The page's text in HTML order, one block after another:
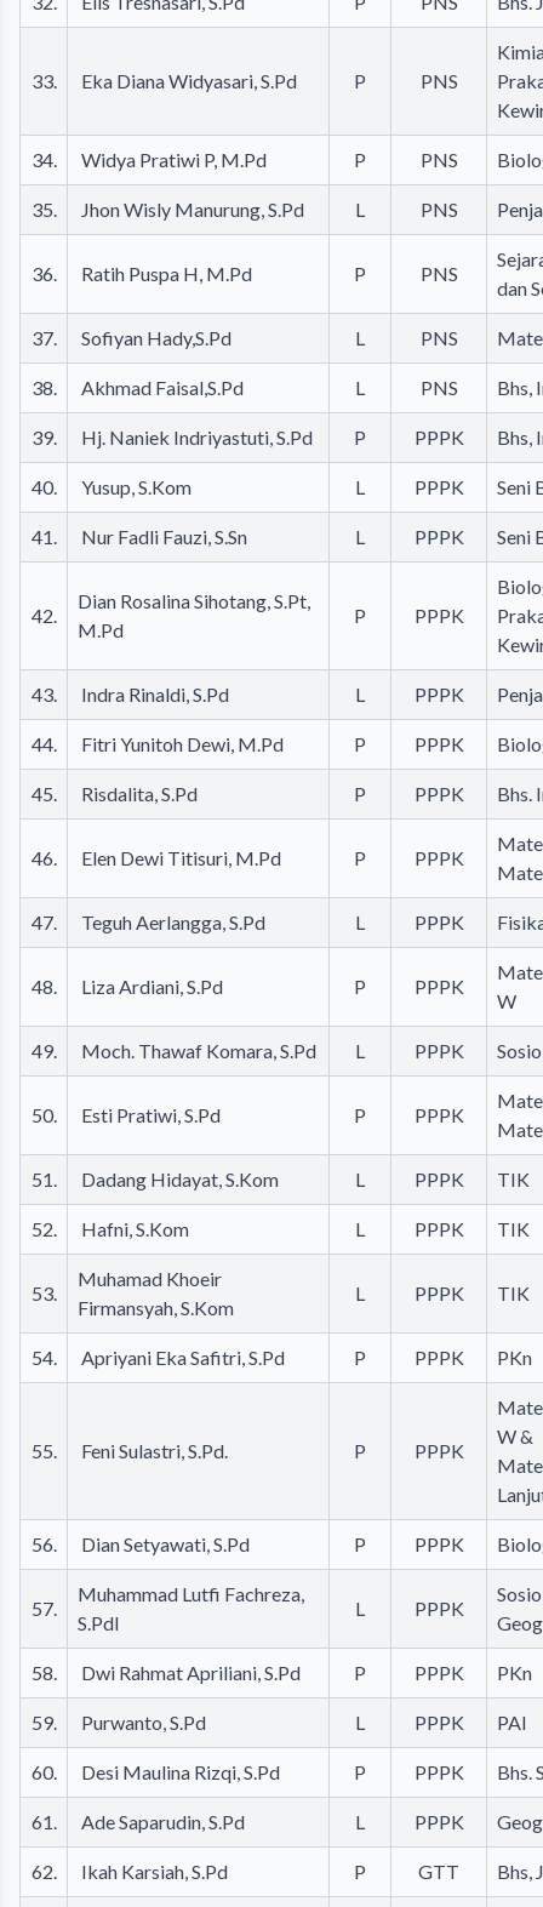
33. Eka Diana Widyasari, S.Pd P PNS
34. Widya Pratiwi P, M.Pd P PNS
35. Jhon Wisly Manurung, S.Pd L PNS
36. Ratih Puspa H, M.Pd P PNS
dan
37. Sofiyan Hady,S.Pd L PNS
38. Akhmad Faisal,S.Pd L PNS Bhs,
39. Hj. Naniek Indriyastuti, S.Pd P PPPK Bhs,
40. Yusup, S.Kom L PPPK Seni
41. Nur Fadli Fauzi, S.Sn L PPPK Seni
42.
Dian Rosalina Sihotang, S.Pt,
M.Pd
P PPPK
43. Indra Rinaldi, S.Pd L PPPK
44. Fitri Yunitoh Dewi, M.Pd P PPPK
45. Risdalita, S.Pd P PPPK Bhs.
46. Elen Dewi Titisuri, M.Pd P PPPK
47. Teguh Aerlangga, S.Pd L PPPK
48. Liza Ardiani, S.Pd P PPPK
W
49. Moch. Thawaf Komara, S.Pd L PPPK
50. Esti Pratiwi, S.Pd P PPPK
51. Dadang Hidayat, S.Kom L PPPK TIK
52. Hafni, S.Kom L PPPK TIK
53.
Muhamad Khoeir
Firmansyah, S.Kom
L PPPK TIK
54. Apriyani Eka Safitri, S.Pd P PPPK PKn
55. Feni Sulastri, S.Pd. P PPPK
W &
56. Dian Setyawati, S.Pd P PPPK
57.
Muhammad Lutfi Fachreza,
S.PdI
L PPPK
58. Dwi Rahmat Apriliani, S.Pd P PPPK PKn
59. Purwanto, S.Pd L PPPK PAI
60. Desi Maulina Rizqi, S.Pd P PPPK Bhs.
61. Ade Saparudin, S.Pd L PPPK
62. Ikah Karsiah, S.Pd P GTT Bhs,